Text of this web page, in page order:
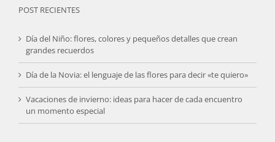
POST RECIENTES
Día del Niño: flores, colores y pequeños detalles que crean
grandes recuerdos
Día de la Novia: el lenguaje de las flores para decir «te quiero»
Vacaciones de invierno: ideas para hacer de cada encuentro
un momento especial